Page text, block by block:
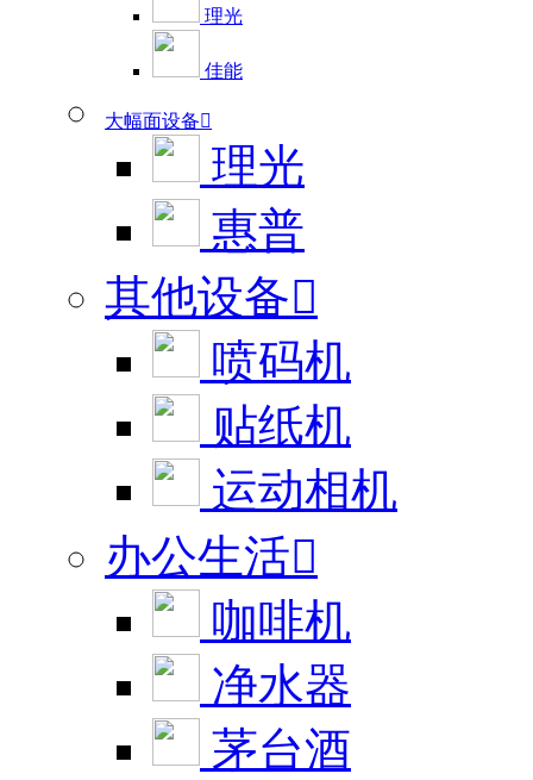
理光
佳能
大幅面设备
理光
惠普
其他设备
喷码机
贴纸机
运动相机
办公生活
咖啡机
净水器
茅台酒